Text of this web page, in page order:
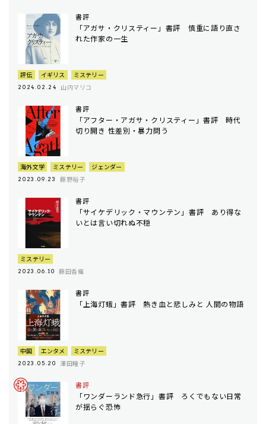
書評
「アガサ・クリスティー」書評 慎重に語り直さ
れた作家の一生
評伝 イギリス ミステリー
2024.02.24 山内マリコ
書評
「アフター・アガサ・クリスティー」書評 時代
切り開き 性差別・暴力問う
海外文学 ミステリー ジェンダー
2023.09.23 藤野裕子
書評
「サイケデリック・マウンテン」書評 あり得な
いとは言い切れぬ不穏
ミステリー
2023.06.10 藤田香織
書評
「上海灯蛾」書評 熱き血と悲しみと 人間の物語
中国 エンタメ ミステリー
2023.05.20 澤田瞳子
書評
「ワンダーランド急行」書評 ろくでもない日常
が揺らぐ恐怖